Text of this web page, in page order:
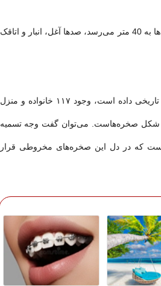
در دل این تپه‌های بلند که ارتفاع بعضی از آن‌ها به 40 متر می‌رسد، صدها آغل، انبار و اتاقک
در حقیقت آنچه به کندوان هویت باستانی و تاریخی داده است، وجود ۱۱۷ خانواده و منزل
صخره‌هاست. می‌توان گفت وجه تسمیه
که در دل این صخره‌های مخروطی قرار